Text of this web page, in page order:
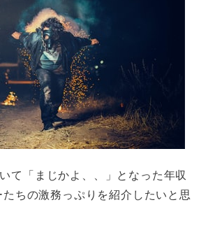
て「まじかよ、、」となった年収
ちの激務っぷりを紹介したいと思